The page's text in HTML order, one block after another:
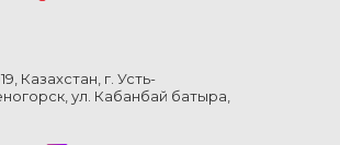
Казахстан, г. Усть-
ул. Кабанбай батыра,